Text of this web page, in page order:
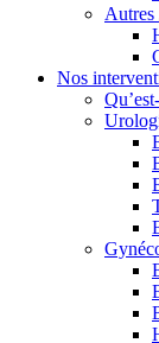
Autres
Nos